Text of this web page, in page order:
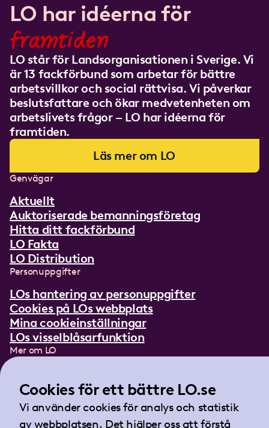
LO har idéerna för
framtiden
LO står för Landsorganisationen i Sverige. Vi
är 13 fackförbund som arbetar för bättre
arbetsvillkor och social rättvisa. Vi påverkar
beslutsfattare och ökar medvetenheten om
arbetslivets frågor – LO har idéerna för
framtiden.
Läs mer om LO
Genvägar
Aktuellt
Auktoriserade bemanningsföretag
Hitta ditt fackförbund
LO Fakta
LO Distribution
Personuppgifter
LOs hantering av personuppgifter
Cookies på LOs webbplats
Mina cookieinställningar
LOs visselblåsarfunktion
Mer om LO
Lättläst om LO
Teckenspråksfilm
Tidningen Arbetet
Cookies för ett bättre LO.se
Vi använder cookies för analys och statistik
av webbplatsen. Det hjälper oss att förstå